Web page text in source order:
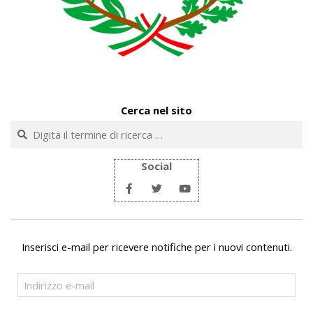
Cerca nel sito
Social
Inserisci e-mail per ricevere notifiche per i nuovi contenuti.
Indirizzo
e-